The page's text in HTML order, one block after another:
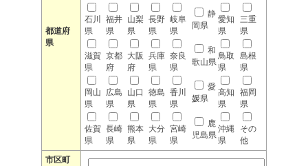
都道府
県
石川
県
福井
県
山梨
県
長野
県
岐阜
県
静
岡県
愛知
県
三重
県
滋賀
県
京都
府
大阪
府
兵庫
県
奈良
県
和
歌山県
鳥取
県
島根
県
岡山
県
広島
県
山口
県
徳島
県
香川
県
愛
媛県
高知
県
福岡
県
佐賀
県
長崎
県
熊本
県
大分
県
宮崎
県
鹿
児島県
沖縄
県
その
他
市区町